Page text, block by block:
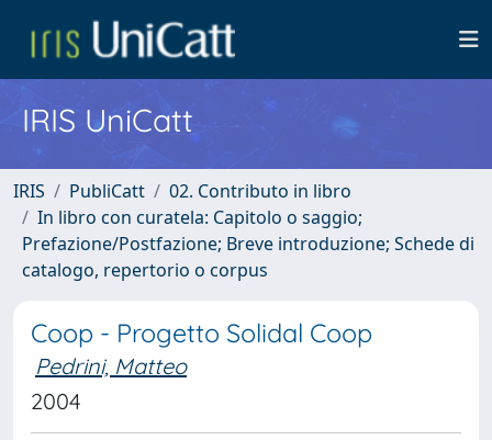
IRIS UniCatt
IRIS PubliCatt
02. Contributo in libro
In libro con curatela: Capitolo o saggio;
Prefazione/Postfazione; Breve introduzione; Schede di
catalogo, repertorio o corpus
Coop - Progetto Solidal Coop
Pedrini, Matteo
2004